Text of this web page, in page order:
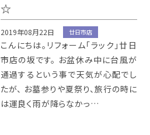
☆
2019年08月22日 廿日市店
こんにちは。リフォーム「ラック」廿日
市店の坂です。 お盆休み中に台風が
通過するという事で天気が心配でし
たが、 お墓参りや夏祭り、旅行の時に
は運良く雨が降らなかっ…